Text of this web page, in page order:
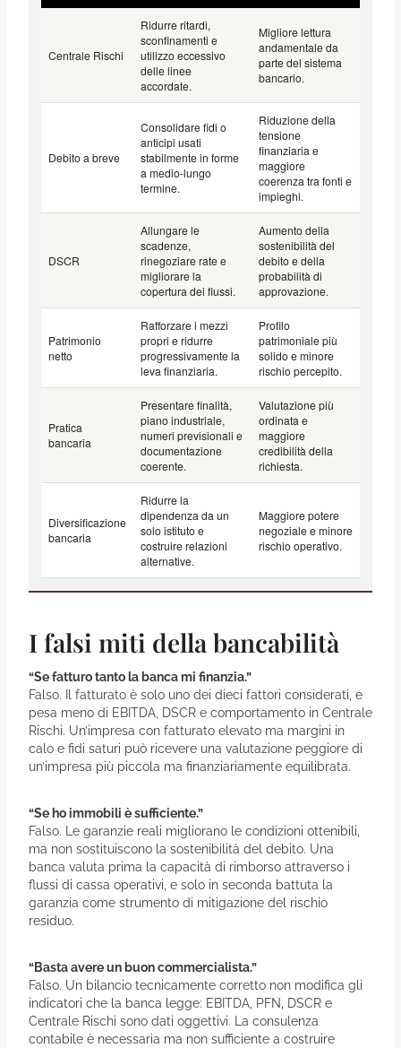
Centrale Rischi
Ridurre ritardi,
sconfinamenti e
utilizzo eccessivo
delle linee
accordate.
Migliore lettura
andamentale da
parte del sistema
bancario.
Debito a breve
Consolidare fidi o
anticipi usati
stabilmente in forme
a medio-lungo
termine.
Riduzione della
tensione
finanziaria e
maggiore
coerenza tra fonti e
impieghi.
DSCR
Allungare le
scadenze,
rinegoziare rate e
migliorare la
copertura dei flussi.
Aumento della
sostenibilità del
debito e della
probabilità di
approvazione.
Patrimonio
netto
Rafforzare i mezzi
propri e ridurre
progressivamente la
leva finanziaria.
Profilo
patrimoniale più
solido e minore
rischio percepito.
Pratica
bancaria
Presentare finalità,
piano industriale,
numeri previsionali e
documentazione
coerente.
Valutazione più
ordinata e
maggiore
credibilità della
richiesta.
Diversificazione
bancaria
Ridurre la
dipendenza da un
solo istituto e
costruire relazioni
alternative.
Maggiore potere
negoziale e minore
rischio operativo.
I falsi miti della bancabilità
“Se fatturo tanto la banca mi finanzia.”
Falso. Il fatturato è solo uno dei dieci fattori considerati, e
pesa meno di EBITDA, DSCR e comportamento in Centrale
Rischi. Un’impresa con fatturato elevato ma margini in
calo e fidi saturi può ricevere una valutazione peggiore di
un’impresa più piccola ma finanziariamente equilibrata.
“Se ho immobili è sufficiente.”
Falso. Le garanzie reali migliorano le condizioni ottenibili,
ma non sostituiscono la sostenibilità del debito. Una
banca valuta prima la capacità di rimborso attraverso i
flussi di cassa operativi, e solo in seconda battuta la
garanzia come strumento di mitigazione del rischio
residuo.
“Basta avere un buon commercialista.”
Falso. Un bilancio tecnicamente corretto non modifica gli
indicatori che la banca legge: EBITDA, PFN, DSCR e
Centrale Rischi sono dati oggettivi. La consulenza
contabile è necessaria ma non sufficiente a costruire